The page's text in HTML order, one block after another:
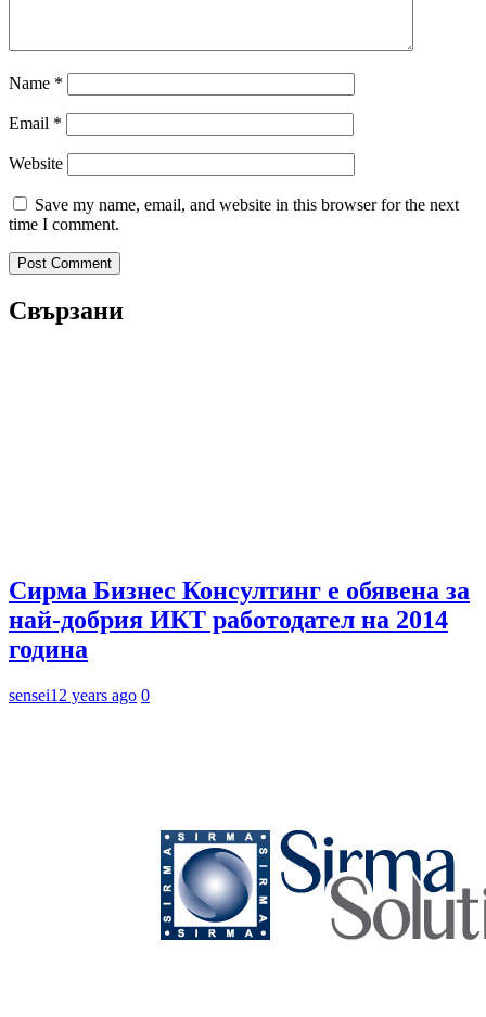
Name *
Email *
Website
Save my name, email, and website in this browser for the next
time I comment.
Свързани
Сирма Бизнес Консултинг е обявена за
най-добрия ИКТ работодател на 2014
година
sensei12 years ago 0